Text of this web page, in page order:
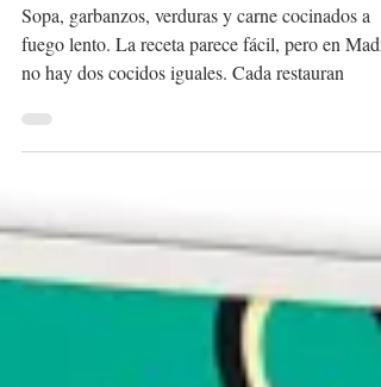
¿DÓNDE COMERLOS?
Sopa, garbanzos, verduras y carne cocinados a
no hay dos cocidos iguales. Cada restauran